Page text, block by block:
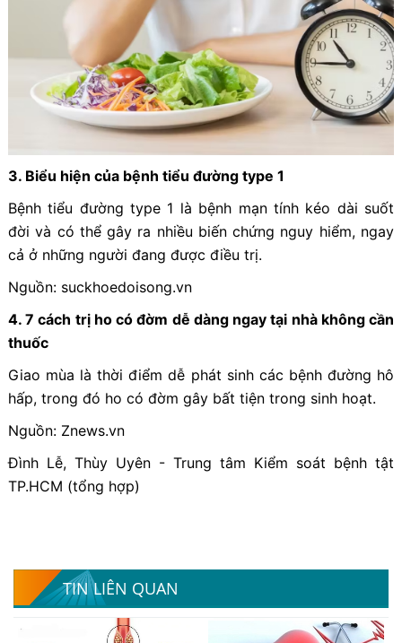
3. Biểu hiện của bệnh tiểu đường type 1
Bệnh tiểu đường type 1 là bệnh mạn tính kéo dài suốt
đời và có thể gây ra nhiều biến chứng nguy hiểm, ngay
cả ở những người đang được điều trị.
Nguồn: suckhoedoisong.vn
4. 7 cách trị ho có đờm dễ dàng ngay tại nhà không cần
thuốc
Giao mùa là thời điểm dễ phát sinh các bệnh đường hô
hấp, trong đó ho có đờm gây bất tiện trong sinh hoạt.
Nguồn: Znews.vn
Đình Lễ, Thùy Uyên - Trung tâm Kiểm soát bệnh tật
TP.HCM (tổng hợp)
TIN LIÊN QUAN